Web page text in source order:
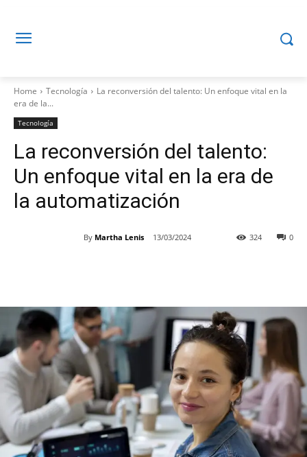
Home Tecnología
La reconversión del talento: Un enfoque vital en la
era de la...
Tecnología
La reconversión del talento:
Un enfoque vital en la era de
la automatización
By Martha Lenis 13/03/2024 0
324